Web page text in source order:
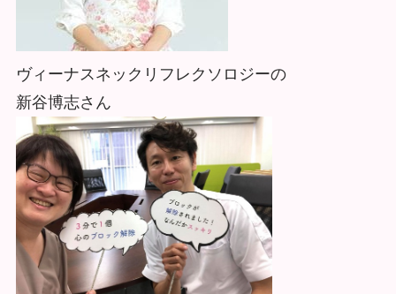
ヴィーナスネックリフレクソロジーの
新谷博志さん